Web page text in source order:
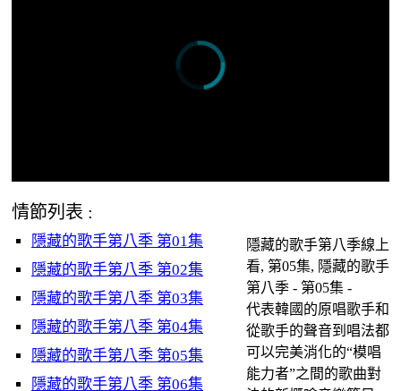
情節列表 :
隱藏的歌手第八季 第01集
隱藏的歌手第八季 第02集
隱藏的歌手第八季 第03集
隱藏的歌手第八季 第04集
隱藏的歌手第八季 第05集
隱藏的歌手第八季 第06集
隱藏的歌手第八季線上
看, 第05集, 隱藏的歌手
第八季 - 第05集 -
代表韓國的原唱歌手和
從歌手的聲音到唱法都
可以完美消化的“模唱
能力者”之間的歌曲對